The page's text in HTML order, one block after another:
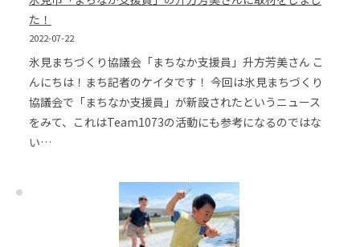
た！
2022-07-22
氷見まちづくり協議会「まちなか支援員」升方芳美さん こ
んにちは！まち記者のケイタです！ 今回は氷見まちづくり
協議会で「まちなか支援員」が新設されたというニュース
をみて、これはTeam1073の活動にも参考になるのではな
い…